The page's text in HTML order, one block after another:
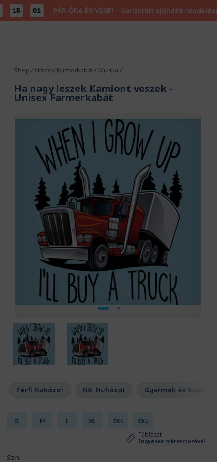
15 : 00 PÁR ÓRA ÉS VÉGE! - Garantált ajándék
Shop / Unisex Farmerkabát/ Munka /
Ha nagy leszek Kamiont veszek -
Unisex Farmerkabát
Férfi Ruházat Női Ruházat Gyermek és Baba
S M L XL 2XL 3XL
Táblázat
Ingyenes méretcserével
Szín: